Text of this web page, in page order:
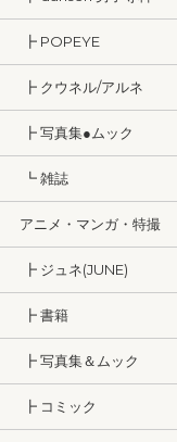
┣ POPEYE
┣ クウネル/アルネ
┣ 写真集●ムック
┗ 雑誌
アニメ・マンガ・特撮
┣ ジュネ(JUNE)
┣ 書籍
┣ 写真集＆ムック
┣ コミック